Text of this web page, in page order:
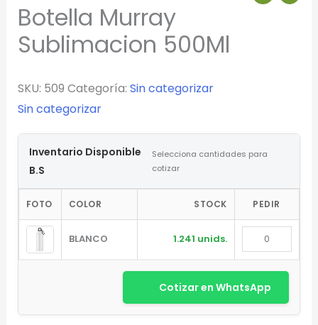
Botella Murray
Sublimacion 500Ml
SKU: 509 Categoría: Sin categorizar
Sin categorizar
Inventario Disponible
B.S
Selecciona cantidades para
cotizar
FOTO COLOR STOCK PEDIR
BLANCO 1.241 unids.
Cotizar en WhatsApp